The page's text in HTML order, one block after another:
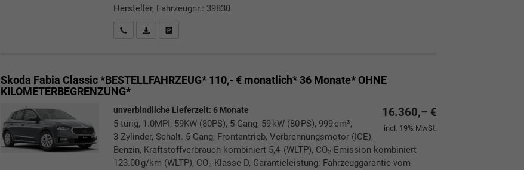
Hersteller, Fahrzeugnr.: 39830
Rückrufbitte absenden
PDF-Datei, Fahrzeugexposé drucken
Drucken, parken oder vergleichen
Skoda Fabia Classic *BESTELLFAHRZEUG* 110,- € monatlich* 36 Monate* OHNE
KILOMETERBEGRENZUNG*
16.360,– €
incl. 19% MwSt.
unverbindliche Lieferzeit: 6 Monate
5-türig, 1.0MPI, 59KW (80PS), 5-Gang, 59 kW (80 PS), 999 cm³,
3 Zylinder, Schalt. 5-Gang, Frontantrieb, Verbrennungsmotor (ICE),
Benzin, Kraftstoffverbrauch kombiniert 5,4 (WLTP), CO₂-Emission kombiniert
123.00 g/km (WLTP), CO₂-Klasse D, Garantieleistung: Fahrzeuggarantie vom